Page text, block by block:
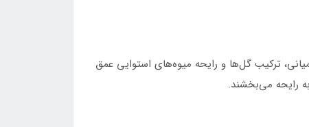
ترکیب گل‌ها و رایحه میوه‌های استوایی عمق
رایحه می‌بخشند.